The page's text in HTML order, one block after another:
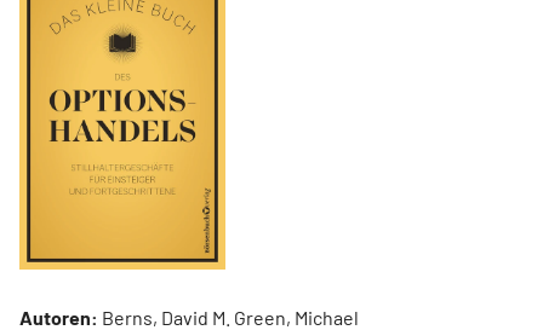
Autoren: Berns, David M. Green, Michael